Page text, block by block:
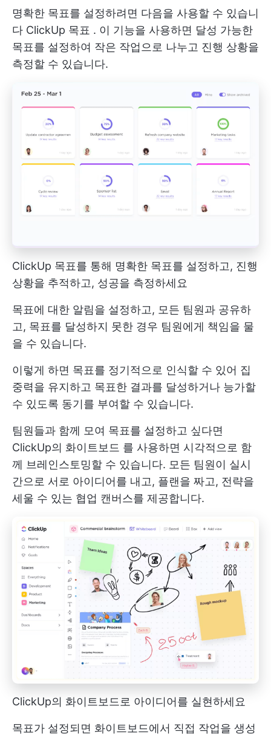
명확한 목표를 설정하려면 다음을 사용할 수 있습니
다 ClickUp 목표 . 이 기능을 사용하면 달성 가능한
목표를 설정하여 작은 작업으로 나누고 진행 상황을
측정할 수 있습니다.
ClickUp 목표를 통해 명확한 목표를 설정하고, 진행
상황을 추적하고, 성공을 측정하세요
목표에 대한 알림을 설정하고, 모든 팀원과 공유하
고, 목표를 달성하지 못한 경우 팀원에게 책임을 물
을 수 있습니다.
이렇게 하면 목표를 정기적으로 인식할 수 있어 집
중력을 유지하고 목표한 결과를 달성하거나 능가할
수 있도록 동기를 부여할 수 있습니다.
팀원들과 함께 모여 목표를 설정하고 싶다면
ClickUp의 화이트보드 를 사용하면 시각적으로 함
께 브레인스토밍할 수 있습니다. 모든 팀원이 실시
간으로 서로 아이디어를 내고, 플랜을 짜고, 전략을
세울 수 있는 협업 캔버스를 제공합니다.
ClickUp의 화이트보드로 아이디어를 실현하세요
목표가 설정되면 화이트보드에서 직접 작업을 생성